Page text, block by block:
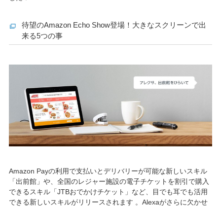
待望のAmazon Echo Show登場！大きなスクリーンで出
来る5つの事
Amazon Payの利用で支払いとデリバリーが可能な新しいスキル
「出前館」や、全国のレジャー施設の電子チケットを割引で購入
できるスキル「JTBおでかけチケット」など、目でも耳でも活用
できる新しいスキルがリリースされます 。Alexaがさらに欠かせ